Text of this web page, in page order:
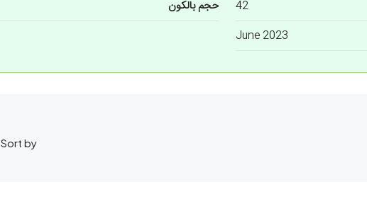
42 حجم بالکون
June 2023
Sort by: